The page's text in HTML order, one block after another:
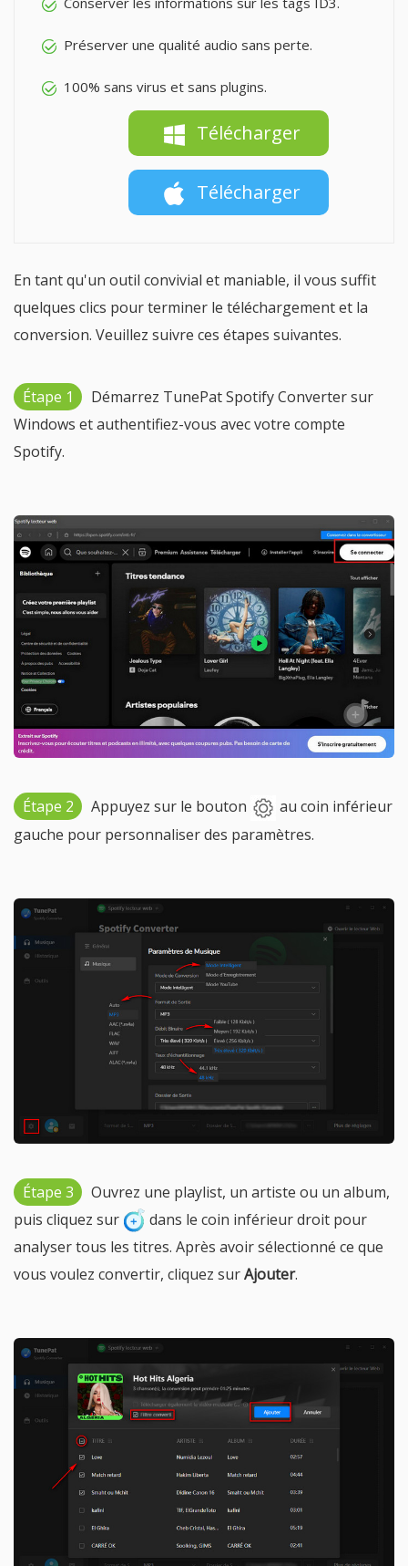
Préserver une qualité audio sans perte.
100% sans virus et sans plugins.
Télécharger
Télécharger
En tant qu'un outil convivial et maniable, il vous suffit
quelques clics pour terminer le téléchargement et la
conversion. Veuillez suivre ces étapes suivantes.
Étape 1
Démarrez TunePat Spotify Converter sur
Windows et authentifiez-vous avec votre compte
Spotify.
Étape 2 Appuyez sur le bouton
au coin inférieur
gauche pour personnaliser des paramètres.
Étape 3
Ouvrez une playlist, un artiste ou un album,
puis cliquez sur
dans le coin inférieur droit pour
analyser tous les titres. Après avoir sélectionné ce que
vous voulez convertir, cliquez surAjouter.